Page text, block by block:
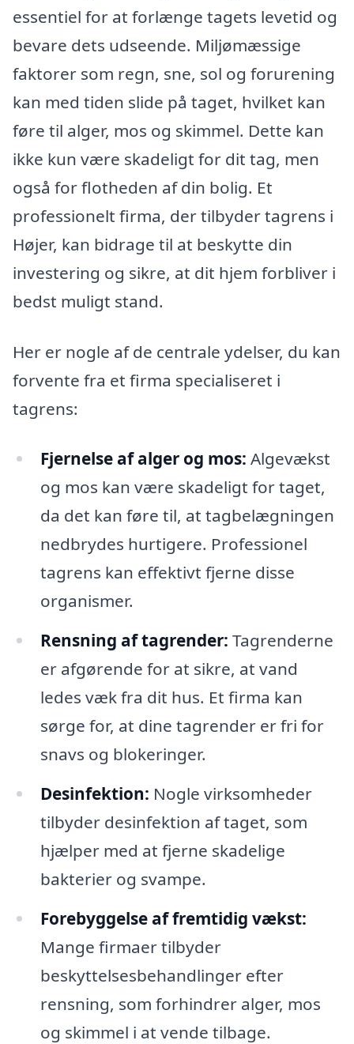
essentiel for at forlænge tagets levetid og
bevare dets udseende. Miljømæssige
faktorer som regn, sne, sol og forurening
kan med tiden slide på taget, hvilket kan
føre til alger, mos og skimmel. Dette kan
ikke kun være skadeligt for dit tag, men
også for flotheden af din bolig. Et
professionelt firma, der tilbyder tagrens i
Højer, kan bidrage til at beskytte din
investering og sikre, at dit hjem forbliver i
bedst muligt stand.
Her er nogle af de centrale ydelser, du kan
forvente fra et firma specialiseret i
tagrens:
Fjernelse af alger og mos: Algevækst
og mos kan være skadeligt for taget,
da det kan føre til, at tagbelægningen
nedbrydes hurtigere. Professionel
tagrens kan effektivt fjerne disse
organismer.
Rensning af tagrender: Tagrenderne
er afgørende for at sikre, at vand
ledes væk fra dit hus. Et firma kan
sørge for, at dine tagrender er fri for
snavs og blokeringer.
Desinfektion: Nogle virksomheder
tilbyder desinfektion af taget, som
hjælper med at fjerne skadelige
bakterier og svampe.
Forebyggelse af fremtidig vækst:
Mange firmaer tilbyder
beskyttelsesbehandlinger efter
rensning, som forhindrer alger, mos
og skimmel i at vende tilbage.